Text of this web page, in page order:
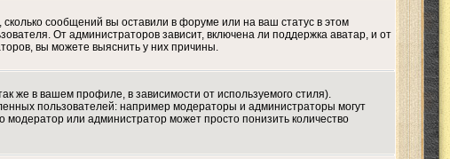
сообщений вы оставили в форуме или на ваш статус в этом
От администраторов зависит, включена ли поддержка аватар, и от
вы можете выяснить у них причины.
же в вашем профиле, в зависимости от используемого стиля).
пользователей: например модераторы и администраторы могут
или администратор может просто понизить количество